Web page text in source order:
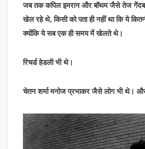
जब तक कपिल इमरान और बॉथम जैसे तेज
खेल रहे थे, किसी को पता ही नहीं था कि ये
क्योंकि ये सब एक ही समय में खेलते थे।
रिचर्ड हेडली भी थे।
चेतन शर्मा मनोज प्रभाकर जैसे लोग भी थे।